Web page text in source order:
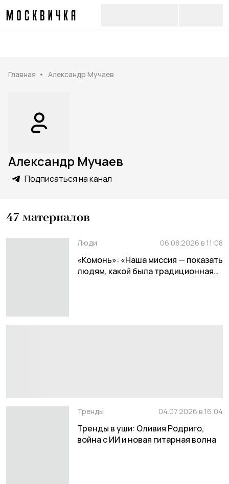
Главная Александр Мучаев
Александр Мучаев
Подписаться на канал
47материалов
Люди 06.08.2026 в 11:08
«Комонь»: «Наша миссия — показать
людям, какой была традиционная
Тренды 04.07.2026 в 16:04
Тренды в уши: Оливия Родриго,
война с ИИ и новая гитарная волна